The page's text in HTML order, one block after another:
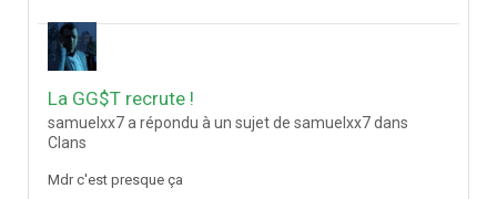
La GG$T recrute !
samuelxx7 a répondu à un sujet de samuelxx7 dans
Clans
Mdr c'est presque ça